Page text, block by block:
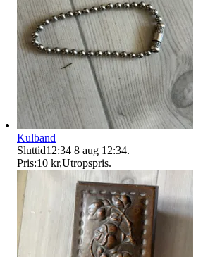
Kulband
Sluttid12:34 8 aug 12:34.
Pris:10 kr,Utropspris.